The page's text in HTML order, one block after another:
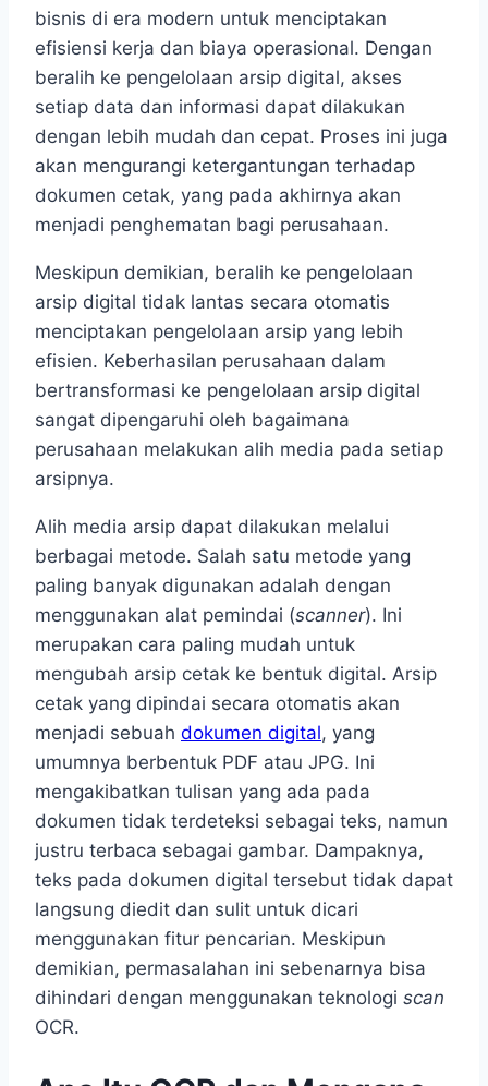
bisnis di era modern untuk menciptakan
efisiensi kerja dan biaya operasional. Dengan
beralih ke pengelolaan arsip digital, akses
setiap data dan informasi dapat dilakukan
dengan lebih mudah dan cepat. Proses ini juga
akan mengurangi ketergantungan terhadap
dokumen cetak, yang pada akhirnya akan
menjadi penghematan bagi perusahaan.
Meskipun demikian, beralih ke pengelolaan
arsip digital tidak lantas secara otomatis
menciptakan pengelolaan arsip yang lebih
efisien. Keberhasilan perusahaan dalam
bertransformasi ke pengelolaan arsip digital
sangat dipengaruhi oleh bagaimana
perusahaan melakukan alih media pada setiap
arsipnya.
Alih media arsip dapat dilakukan melalui
berbagai metode. Salah satu metode yang
paling banyak digunakan adalah dengan
menggunakan alat pemindai (scanner). Ini
merupakan cara paling mudah untuk
mengubah arsip cetak ke bentuk digital. Arsip
cetak yang dipindai secara otomatis akan
menjadi sebuah dokumen digital, yang
umumnya berbentuk PDF atau JPG. Ini
mengakibatkan tulisan yang ada pada
dokumen tidak terdeteksi sebagai teks, namun
justru terbaca sebagai gambar. Dampaknya,
teks pada dokumen digital tersebut tidak dapat
langsung diedit dan sulit untuk dicari
menggunakan fitur pencarian. Meskipun
demikian, permasalahan ini sebenarnya bisa
dihindari dengan menggunakan teknologi scan
OCR.